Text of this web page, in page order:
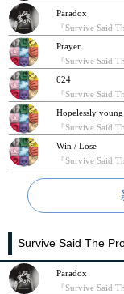
Paradox
『Survive Said
Prayer
『Survive Said
624
『Survive Said
Hopelessly young
『Survive Said
Win / Lose
『Survive Said
Survive Said The
Paradox
『Survive Said